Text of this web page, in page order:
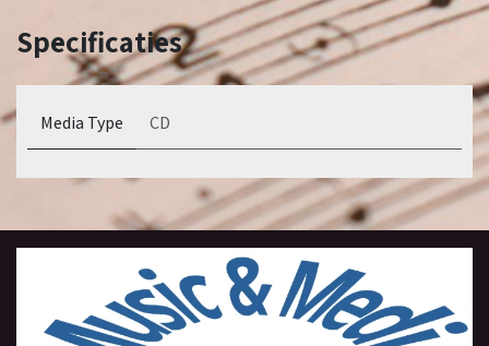
Specificaties
Media Type CD